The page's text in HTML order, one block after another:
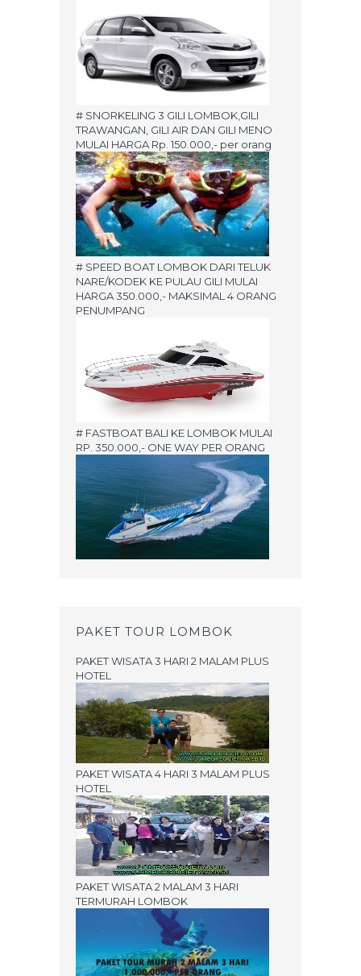
# SNORKELING 3 GILI LOMBOK,GILI
TRAWANGAN, GILI AIR DAN GILI MENO
MULAI HARGA Rp. 150.000,- per orang
# SPEED BOAT LOMBOK DARI TELUK
NARE/KODEK KE PULAU GILI MULAI
HARGA 350.000,- MAKSIMAL 4 ORANG
PENUMPANG
# FASTBOAT BALI KE LOMBOK MULAI
RP. 350.000,- ONE WAY PER ORANG
PAKET TOUR LOMBOK
PAKET WISATA 3 HARI 2 MALAM PLUS
HOTEL
PAKET WISATA 4 HARI 3 MALAM PLUS
HOTEL
PAKET WISATA 2 MALAM 3 HARI
TERMURAH LOMBOK